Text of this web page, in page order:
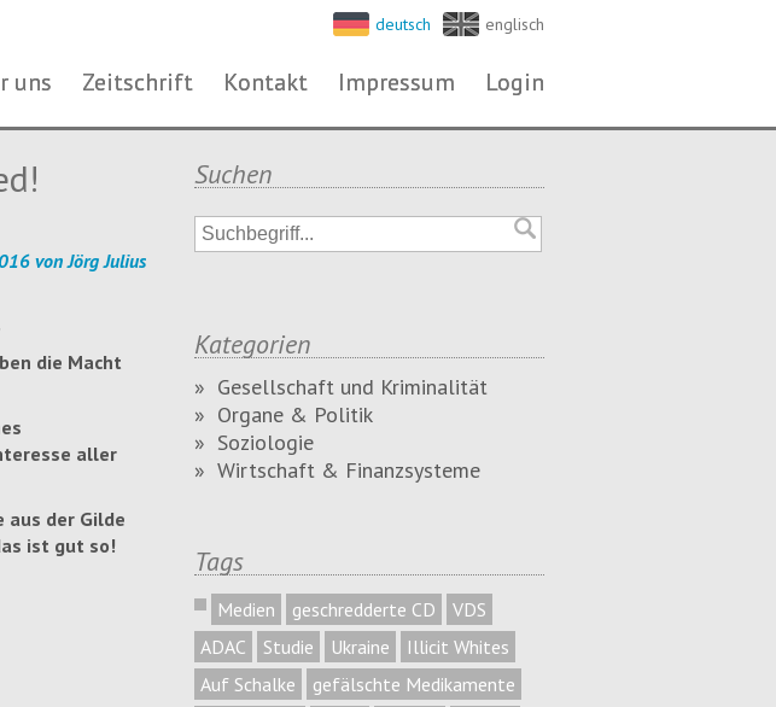
deutsch englisch
uns Zeitschrift Kontakt Impressum Login
uns Zeitschrift Kontakt Impressum Login
von Jörg Julius
die Macht
aller
aus der Gilde
ist gut so!
Suchen
Kategorien
Gesellschaft und Kriminalität
Organe & Politik
Soziologie
Wirtschaft & Finanzsysteme
Tags
Medien geschredderte CD
VDS
ADAC
Studie Ukraine
Illicit Whites
Auf Schalke
gefälschte Medikamente